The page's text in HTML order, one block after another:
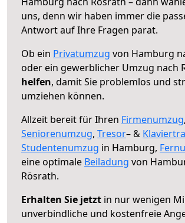
uns, denn wir haben immer die
Antwort auf Ihre Fragen parat.
Ob ein Privatumzug von Hamburg
oder ein gewerblicher Umzug nach
helfen, damit Sie problemlos und
umziehen können.
Allzeit bereit für Ihren Firmenumzug,
Seniorenumzug, Tresor– &
Studentenumzug in Hamburg,
eine optimale Beiladung von
Rösrath.
Erhalten Sie jetzt in nur wenigen
unverbindliche und kostenfreie